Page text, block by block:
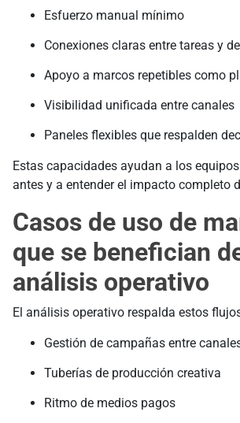
Esfuerzo manual mínimo
Conexiones claras entre tareas y
Apoyo a marcos repetibles como
Visibilidad unificada entre canales
Paneles flexibles que respalden
Estas capacidades ayudan a los
antes y a entender el impacto completo
Casos de uso de
que se benefician
análisis operativo
El análisis operativo respalda estos
Gestión de campañas entre
Tuberías de producción creativa
Ritmo de medios pagos